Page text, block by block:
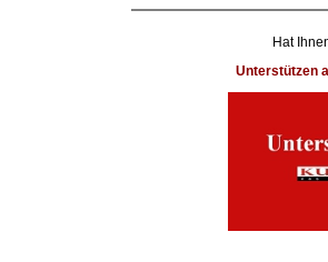
Hat
Unterstützen